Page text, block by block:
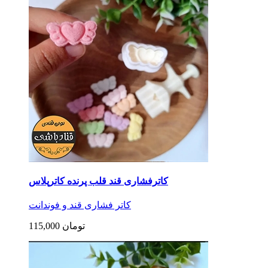
کاترفشاری قند قلب پرنده کاترپلاس
کاتر فشاری قند و فوندانت
115,000 تومان